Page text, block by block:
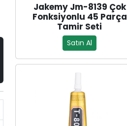
Jakemy Jm-8139 Çok
Fonksiyonlu 45 Parça
Tamir Seti
Satın Al